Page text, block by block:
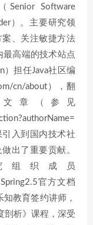
Software
）。主要研究领
、关注敏捷方法
高端的技术站点
担任Java社区编
cn/about），翻
章（参见
入到国内技术社
出了重要贡献。
组织成员
官方文档
教育签约讲师，
剖析》课程，深受